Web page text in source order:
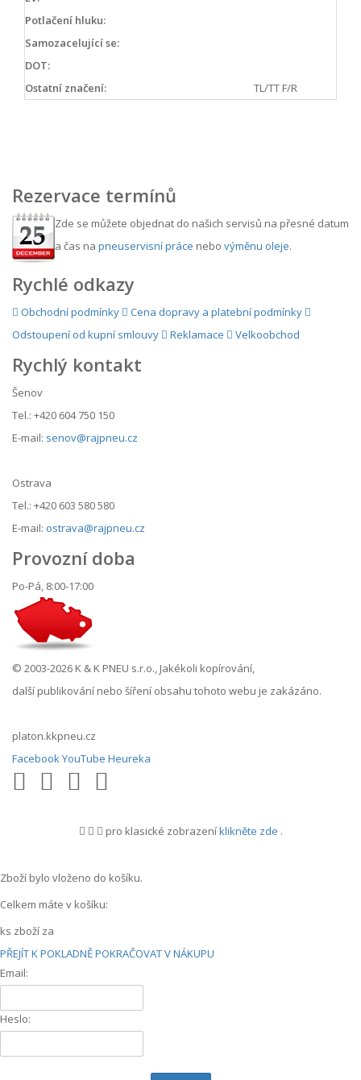
Potlačení hluku:
Samozacelující se:
DOT:
Ostatní značení:
TL/TT F/R
Rezervace termínů
Zde se můžete objednat do našich servisů na přesné datum
a čas na pneuservisní práce nebo výměnu oleje.
Rychlé odkazy
Obchodní podmínky
Cena dopravy a platební podmínky
Odstoupení od kupní smlouvy
Reklamace Velkoobchod
Rychlý kontakt
Šenov
Tel.: +420 604 750 150
E-mail: senov@rajpneu.cz
Ostrava
Tel.: +420 603 580 580
E-mail: ostrava@rajpneu.cz
Provozní doba
Po-Pá, 8:00-17:00
© 2003-2026 K & K PNEU s.r.o., Jakékoli kopírování,
další publikování nebo šíření obsahu tohoto webu je zakázáno.
platon.kkpneu.cz
FacebookYouTube Heureka
pro klasické zobrazeníklikněte zde .
Zboží bylo vloženo do košíku.
Celkem máte v košíku:
ks zboží za
PŘEJÍT K POKLADNĚPOKRAČOVAT V NÁKUPU
Email:
Heslo: